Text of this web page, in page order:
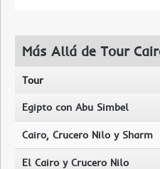
Más Allá de Tour
Tour
Egipto con Abu Simbel
Cairo, Crucero Nilo y Sharm
El Cairo y Crucero Nilo